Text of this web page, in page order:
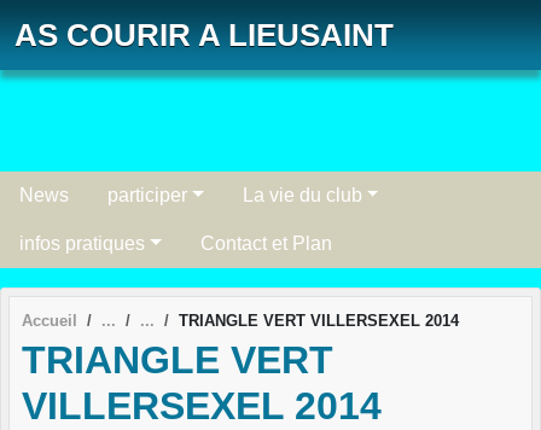
AS COURIR A LIEUSAINT
News participer La vie du club
infos pratiques Contact et Plan
Accueil TRIANGLE VERT VILLERSEXEL 2014
TRIANGLE VERT
VILLERSEXEL 2014